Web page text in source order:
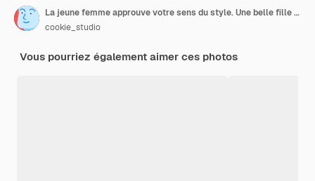
La jeune femme approuve votre sens du style. Une belle fille gaie et motivée se sentant chanceuse, confiante avoir une excellente journée
cookie_studio
Vous pourriez également aimer ces photos